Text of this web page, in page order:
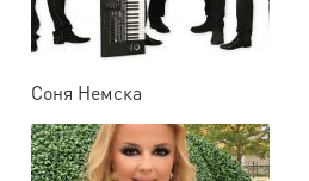
Соня Немска